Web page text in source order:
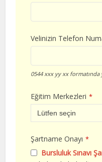
Velinizin Telefon
0544 xxx yy xx formatında
Eğitim Merkezleri *
Şartname Onayı *
Bursluluk Sınavı